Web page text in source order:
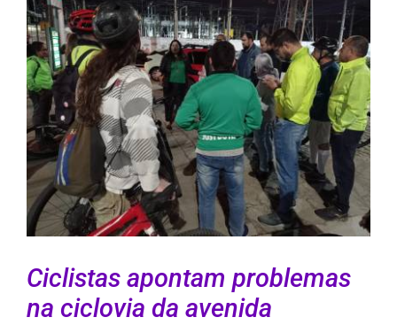
Larger
Image
Ciclistas apontam problemas
na ciclovia da avenida